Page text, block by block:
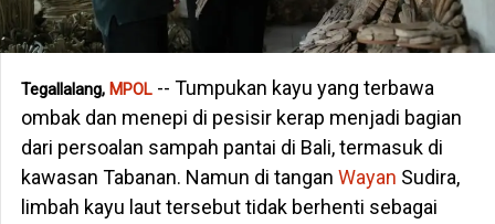
Tegallalang, MPOL-- Tumpukan kayu yang terbawa
ombak dan menepi di pesisir kerap menjadi bagian
dari persoalan sampah pantai di Bali, termasuk di
kawasan Tabanan. Namun di tangan Wayan Sudira,
limbah kayu laut tersebut tidak berhenti sebagai